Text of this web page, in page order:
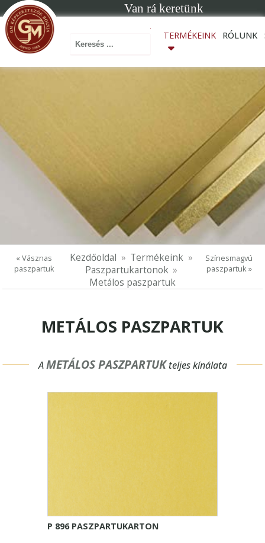
Van rá keretünk
Keresés ...
TERMÉKEINK RÓLUNK
« Vásznas
paszpartuk
Kezdőoldal
Termékeink
Paszpartukartonok
Metálos paszpartuk
Színesmagvú
paszpartuk »
METÁLOS PASZPARTUK
AMETÁLOS PASZPARTUKteljes kínálata
P 896 PASZPARTUKARTON